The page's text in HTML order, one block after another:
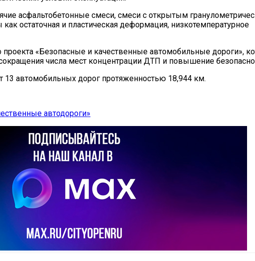
асфальтобетонные смеси, смеси с открытым
остаточная и пластическая деформация, низкотемпературное
«Безопасные и качественные автомобильные дороги»,
числа мест концентрации ДТП и повышение
13 автомобильных дорог протяженностью 18,944 км.
автодороги»